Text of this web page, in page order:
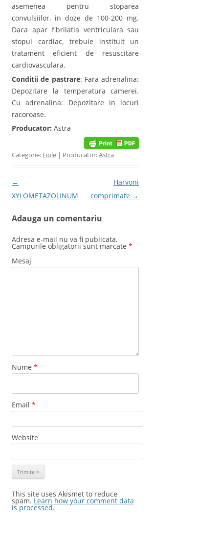
asemenea pentru stoparea
convulsiilor, in doze de 100-200 mg.
Daca apar fibrilatia ventriculara sau
stopul cardiac, trebuie instituit un
tratament eficient de resuscitare
cardiovasculara.
Conditii de pastrare: Fara adrenalina:
Depozitare la temperatura camerei.
Cu adrenalina: Depozitare in locuri
racoroase.
Producator: Astra
Categorie: Fiole | Producator:Astra
Post navigation
←
XYLOMETAZOLINUM
Harvoni
comprimate →
Adauga un comentariu
Adresa e-mail nu va fi publicata.
Campurile obligatorii sunt marcate *
Mesaj
Nume *
Email *
Website
This site uses Akismet to reduce
spam. Learn how your comment data
is processed.